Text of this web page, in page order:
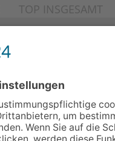
TOP INSGESAMT
Baustellenführung führt
die Zukunft der Stadt
Königstein